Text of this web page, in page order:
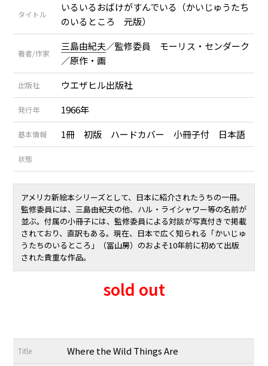
タイトル
いるいるおばけがすんでいる（かいじゅうたち
のいるところ 元版）
著者/作家
三島由紀夫／監修委員 モーリス・センダーク
／原作・画
出版社 ウエザヒル出版社
発行年 1966年
基本情報 1冊 初版 ハードカバー 小冊子付 日本語
状態
アメリカ新絵本シリーズとして、日本に紹介されたうちの一冊。
監修委員には、三島由紀夫の他、ハル・ライシャワー等の名前が
並ぶ。付属の小冊子には、監修委員による対談が写真付きで掲載
されており、直訳もある。現在、日本で広く知られる「かいじゅ
うたちのいるところ」（冨山房）のおよそ10年前に初めて出版
された貴重な作品。
sold out
Title Where the Wild Things Are